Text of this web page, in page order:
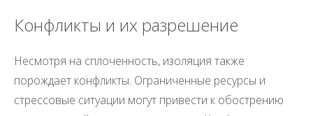
Конфликты и их разрешение
Несмотря на сплоченность, изоляция также
порождает конфликты. Ограниченные ресурсы и
стрессовые ситуации могут привести к обострению